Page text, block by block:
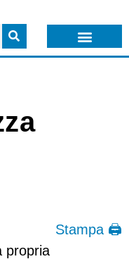
Stampa 🖨
propria